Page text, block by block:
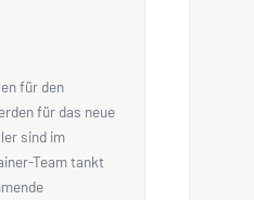
für den
für das neue
sind im
Team tankt